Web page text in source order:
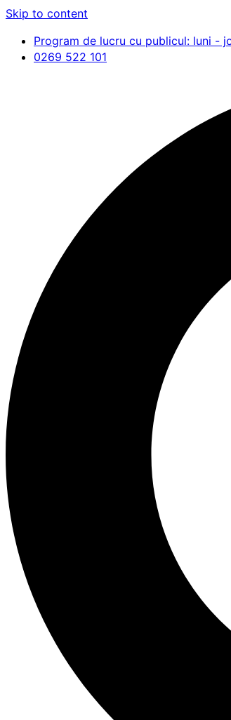
Skip to content
Program de lucru cu publicul: luni -
0269 522 101